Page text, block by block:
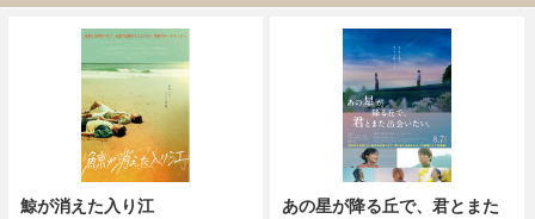
鯨が消えた入り江
あの星が降る丘で、君とまた